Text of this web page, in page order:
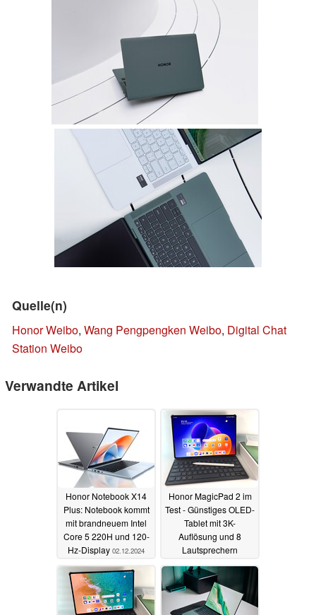
Quelle(n)
Honor Weibo, Wang Pengpengken Weibo, Digital Chat
Station Weibo
Verwandte Artikel
Honor Notebook X14
Plus: Notebook kommt
mit brandneuem Intel
Core 5 220H und 120-
Hz-Display 02.12.2024
Honor MagicPad 2 im
Test - Günstiges OLED-
Tablet mit 3K-
Auflösung und 8
Lautsprechern
02.10.2024